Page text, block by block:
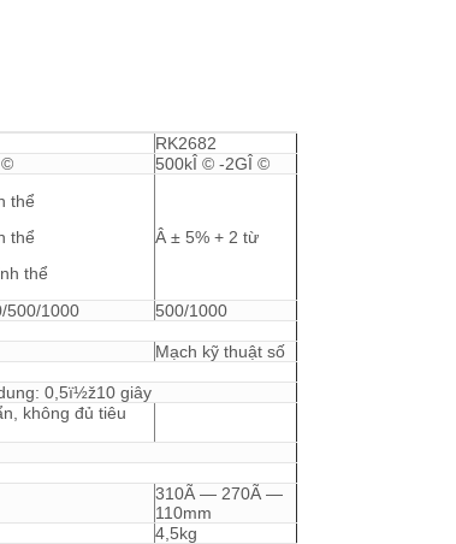
RK2682
© 500kÎ © -2GÎ ©
thể
thể
thể
Â ± 5% + 2 từ
500/1000
500/1000
Mạch kỹ thuật số
0,5ï½ž10 giây
không đủ tiêu
310Ã — 270Ã —
110mm
4,5kg